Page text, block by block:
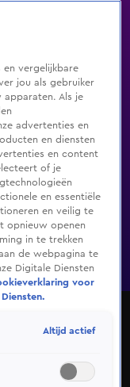
Genres
De Bondgenoten
8 hier. Deze
en vergelijkbare
jou als gebruiker
Als je
advertenties en
en diensten
en content
of je
en essentiële
en veilig te
opnieuw openen
in te trekken
de webpagina te
Digitale Diensten
voor
Altijd actief